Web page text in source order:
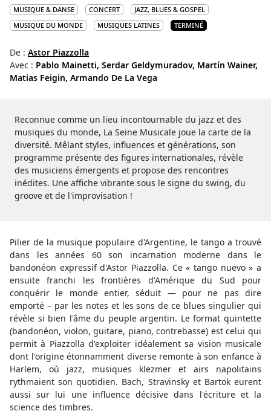
MUSIQUE & DANSE CONCERT
JAZZ, BLUES & GOSPEL
MUSIQUE DU MONDE
MUSIQUES LATINES TERMINÉ
De : Astor Piazzolla
Avec : Pablo Mainetti, Serdar Geldymuradov, Martín Wainer,
Matias Feigin, Armando De La Vega
Reconnue comme un lieu incontournable du jazz et des
musiques du monde, La Seine Musicale joue la carte de la
diversité. Mêlant styles, influences et générations, son
programme présente des figures internationales, révèle
des musiciens émergents et propose des rencontres
inédites. Une affiche vibrante sous le signe du swing, du
groove et de l'improvisation !
Pilier de la musique populaire d'Argentine, le tango a trouvé
dans les années 60 son incarnation moderne dans le
bandonéon expressif d'Astor Piazzolla. Ce « tango nuevo » a
ensuite franchi les frontières d'Amérique du Sud pour
conquérir le monde entier, séduit — pour ne pas dire
emporté – par les notes et les sons de ce blues singulier qui
révèle si bien l'âme du peuple argentin. Le format quintette
(bandonéon, violon, guitare, piano, contrebasse) est celui qui
permit à Piazzolla d'exploiter idéalement sa vision musicale
dont l'origine étonnamment diverse remonte à son enfance à
Harlem, où jazz, musiques klezmer et airs napolitains
rythmaient son quotidien. Bach, Stravinsky et Bartok eurent
aussi sur lui une influence décisive dans l'écriture et la
science des timbres.